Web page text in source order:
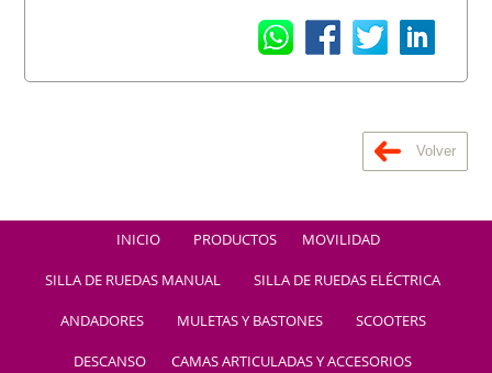
Volver
INICIO PRODUCTOS MOVILIDAD
SILLA DE RUEDAS MANUAL SILLA DE RUEDAS ELÉCTRICA
ANDADORES MULETAS Y BASTONES SCOOTERS
DESCANSO CAMAS ARTICULADAS Y ACCESORIOS